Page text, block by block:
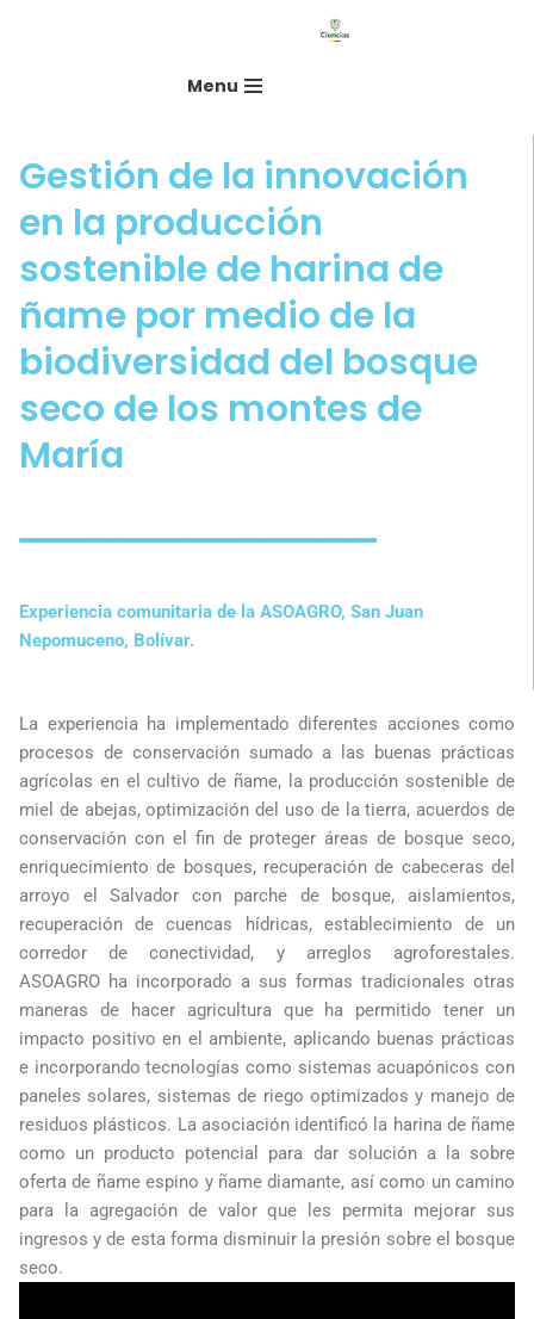
Menu
Gestión de la innovación
en la producción
sostenible de harina de
ñame por medio de la
biodiversidad del bosque
seco de los montes de
María
Experiencia comunitaria de la ASOAGRO, San Juan
Nepomuceno, Bolívar.
La experiencia ha implementado diferentes acciones como
procesos de conservación sumado a las buenas prácticas
agrícolas en el cultivo de ñame, la producción sostenible de
miel de abejas, optimización del uso de la tierra, acuerdos de
conservación con el fin de proteger áreas de bosque seco,
enriquecimiento de bosques, recuperación de cabeceras del
arroyo el Salvador con parche de bosque, aislamientos,
recuperación de cuencas hídricas, establecimiento de un
corredor de conectividad, y arreglos agroforestales.
ASOAGRO ha incorporado a sus formas tradicionales otras
maneras de hacer agricultura que ha permitido tener un
impacto positivo en el ambiente, aplicando buenas prácticas
e incorporando tecnologías como sistemas acuapónicos con
paneles solares, sistemas de riego optimizados y manejo de
residuos plásticos. La asociación identificó la harina de ñame
como un producto potencial para dar solución a la sobre
oferta de ñame espino y ñame diamante, así como un camino
para la agregación de valor que les permita mejorar sus
ingresos y de esta forma disminuir la presión sobre el bosque
seco.